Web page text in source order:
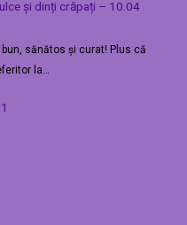
și dinți crăpați – 10.04
sănătos și curat! Plus că
la…